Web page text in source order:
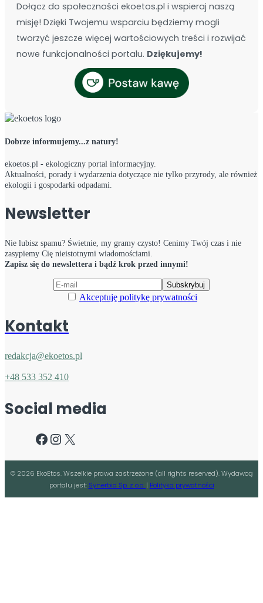
Dołącz do społeczności ekoetos.pl i wspieraj naszą
misję! Dzięki Twojemu wsparciu będziemy mogli
tworzyć jeszcze więcej wartościowych treści i rozwijać
nowe funkcjonalności portalu. Dziękujemy!
Dobrze informujemy...z natury!
ekoetos.pl - ekologiczny portal informacyjny.
Aktualności, porady i wydarzenia dotyczące nie tylko przyrody, ale również
ekologii i gospodarki odpadami.
Newsletter
Nie lubisz spamu? Świetnie, my gramy czysto! Cenimy Twój czas i nie
zasypiemy Cię nieistotnymi wiadomościami.
Zapisz się do newslettera i bądź krok przed innymi!
Akceptuję politykę prywatności
Kontakt
redakcja@ekoetos.pl
+48 533 352 410
Social media
Facebook
Instagram
X
© 2026 EkoEtos. Wszelkie prawa zastrzeżone (all rights reserved). Wydawcą
portalu jest: Synerbia Sp. z o.o. | Polityka prywatności